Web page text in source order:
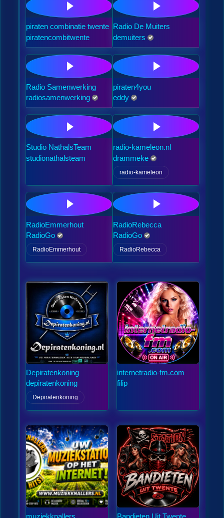
piraten combinatie twente
piratencombitwente
Radio De Muiters
demuiters
Radio Samenwerking
radiosamenwerking
piraten4you
eddy
Studio NathalsTeam
studionathalsteam
radio-kameleon.nl
drammeke
radio-kameleon
RadioEmmerhout
RadioGo
RadioEmmerhout
RadioRebecca
RadioGo
RadioRebecca
Depiratenkoning
depiratenkoning
Depiratenkoning
internetradio-fm.com
filip
muziekknallers Bandieten Uit Twente